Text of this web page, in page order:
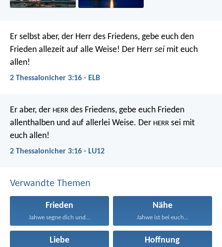
Er selbst aber, der Herr des Friedens, gebe euch den
Frieden allezeit auf alle Weise! Der Herr sei mit euch
allen!
2 Thessalonicher 3:16 - ELB
Er aber, der HERR des Friedens, gebe euch Frieden
allenthalben und auf allerlei Weise. Der HERR sei mit
euch allen!
2 Thessalonicher 3:16 - LU12
Verwandte Themen
Frieden
Jahwe segne dich und...
Nähe
Jahwe ist bei euch...
Liebe Hoffnung